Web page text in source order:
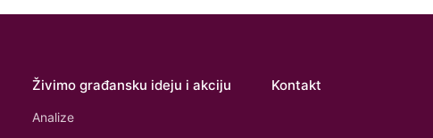
Živimo građansku ideju i akciju
Analize
Kontakt